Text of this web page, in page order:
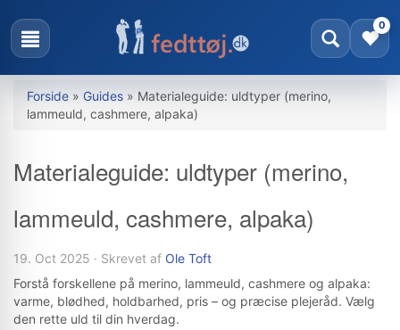
0
Forside » Guides » Materialeguide: uldtyper (merino,
lammeuld, cashmere, alpaka)
Materialeguide: uldtyper (merino,
lammeuld, cashmere, alpaka)
19. Oct 2025 · Skrevet af Ole Toft
Forstå forskellene på merino, lammeuld, cashmere og alpaka:
varme, blødhed, holdbarhed, pris – og præcise plejeråd. Vælg
den rette uld til din hverdag.